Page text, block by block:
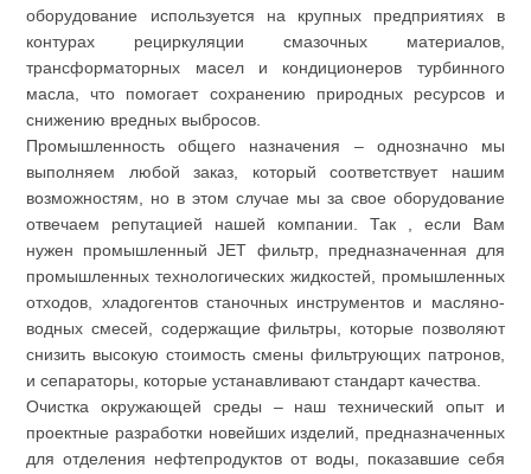
оборудование используется на крупных предприятиях в
контурах рециркуляции смазочных материалов,
трансформаторных масел и кондиционеров турбинного
масла, что помогает сохранению природных ресурсов и
снижению вредных выбросов.
Промышленность общего назначения – однозначно мы
выполняем любой заказ, который соответствует нашим
возможностям, но в этом случае мы за свое оборудование
отвечаем репутацией нашей компании. Так , если Вам
нужен промышленный JET фильтр, предназначенная для
промышленных технологических жидкостей, промышленных
отходов, хладогентов станочных инструментов и масляно-
водных смесей, содержащие фильтры, которые позволяют
снизить высокую стоимость смены фильтрующих патронов,
и сепараторы, которые устанавливают стандарт качества.
Очистка окружающей среды – наш технический опыт и
проектные разработки новейших изделий, предназначенных
для отделения нефтепродуктов от воды, показавшие себя